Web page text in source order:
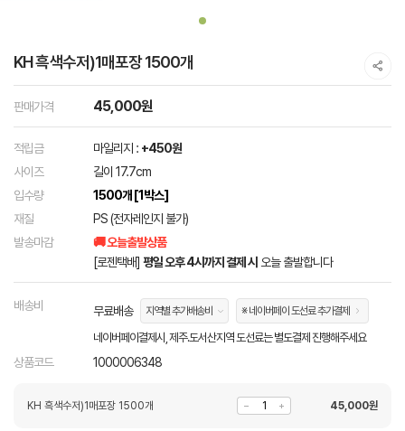
KH 흑색수저)1매포장 1500개
판매가격 45,000원
적립금 마일리지 : +450원
사이즈
길이 17.7cm
입수량
1500개 [1박스]
재질
PS (전자레인지 불가)
발송마감
🚚 오늘출발상품
[로젠택배] 평일 오후 4시까지 결제 시 오늘 출발합니다
배송비 무료배송 지역별 추가배송비 ※ 네이버페이 도선료 추가결제
네이버페이결제시, 제주.도서산지역 도선료는 별도결제 진행해주세요
상품코드 1000006348
KH 흑색수저)1매포장 1500개 45,000원